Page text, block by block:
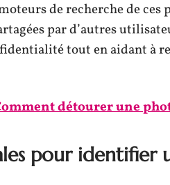
de recherche de
par d’autres
tout en aidant à
détourer une
pour identifier